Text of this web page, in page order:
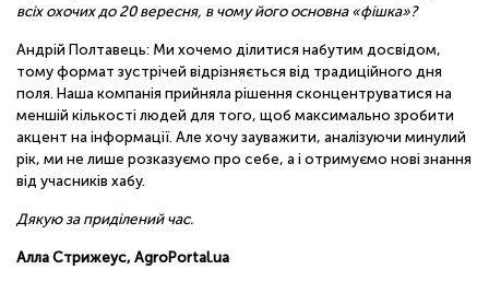
всіх охочих до 20 вересня, в чому його основна «фішка»?
Андрій Полтавець: Ми хочемо ділитися набутим досвідом,
тому формат зустрічей відрізняється від традиційного дня
поля. Наша компанія прийняла рішення сконцентруватися на
меншій кількості людей для того, щоб максимально зробити
акцент на інформації. Але хочу зауважити, аналізуючи минулий
рік, ми не лише розказуємо про себе, а і отримуємо нові знання
від учасників хабу.
Дякую за приділений час.
Алла Стрижеус, AgroPortal.ua